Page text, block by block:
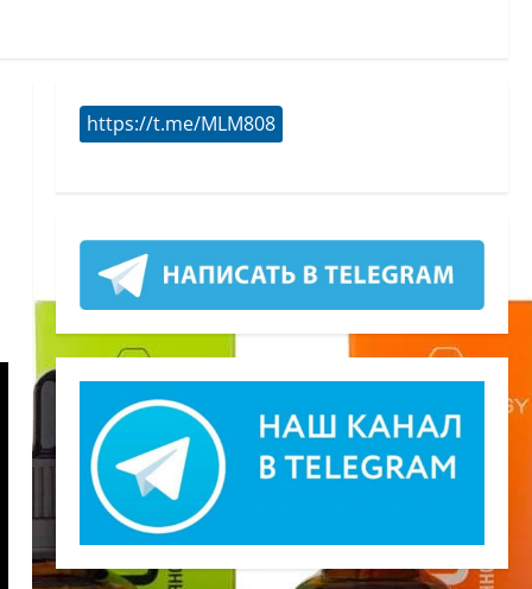
https://t.me/MLM808